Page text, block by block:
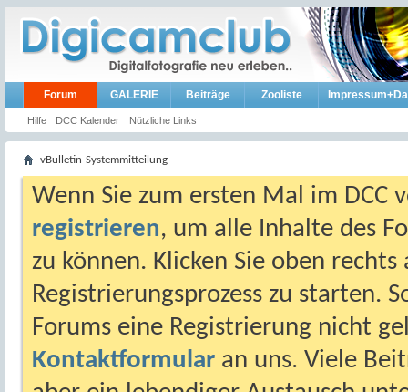
Forum
Hilfe DCC Kalender Nützliche Links
GALERIE Beiträge Zooliste
vBulletin-Systemmitteilung
Wenn Sie zum ersten Mal im DCC
registrieren, um alle Inhalte des
zu können. Klicken Sie oben
Registrierungsprozess zu starten.
Forums eine Registrierung nicht
Kontaktformular an uns. Viele